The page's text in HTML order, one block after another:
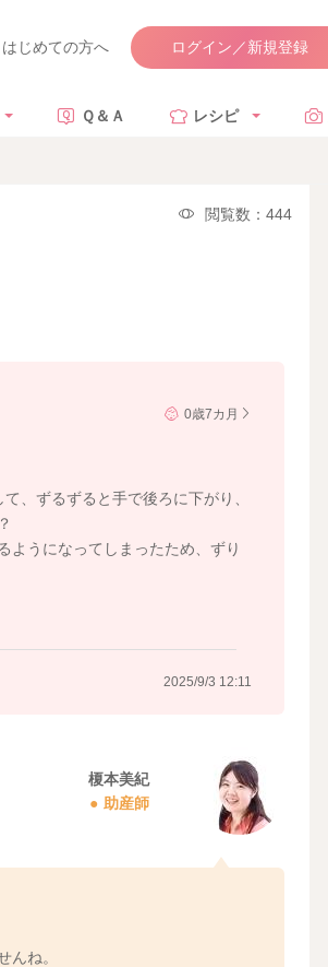
はじめての方へ ログイン／新規登録
Ｑ＆Ａ レシピ
閲覧数：444
0歳7カ月
、ずるずると手で後ろに下がり、
ようになってしまったため、ずり
2025/9/3 12:11
榎本美紀
助産師
ね。